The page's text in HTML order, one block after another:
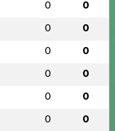
0 0
0 0
0 0
0 0
0 0
0 0